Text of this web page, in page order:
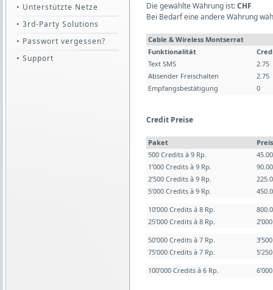
• Unterstützte Netze
• 3rd-Party Solutions
• Passwort vergessen?
• Support
Die gewählte Währung ist:CHF
Bei Bedarf eine andere Währung
Cable & Wireless Montserrat
Funktionalität
Text SMS
2.75
Absender Freischalten
2.75
Empfangsbestätigung
0
Credit Preise
Paket
Preis
500 Credits à 9 Rp.
1’000 Credits à 9 Rp.
2’500 Credits à 9 Rp.
5’000 Credits à 9 Rp.
10’000 Credits à 8 Rp.
25’000 Credits à 8 Rp.
50’000 Credits à 7 Rp.
75’000 Credits à 7 Rp.
100’000 Credits à 6 Rp.